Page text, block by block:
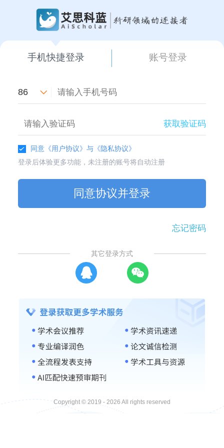
手机快捷登录 账号登录
86
获取验证码
同意 《用户协议》与 《隐私协议》
登录后体验更多功能，未注册的账号将自动注册
同意协议并登录
忘记密码
其它登录方式
Copyright © 2019 - 2026 All rights reserved